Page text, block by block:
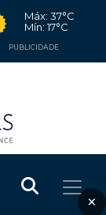
Máx: 37°C
Mín: 17°C
PUBLICIDADE
×